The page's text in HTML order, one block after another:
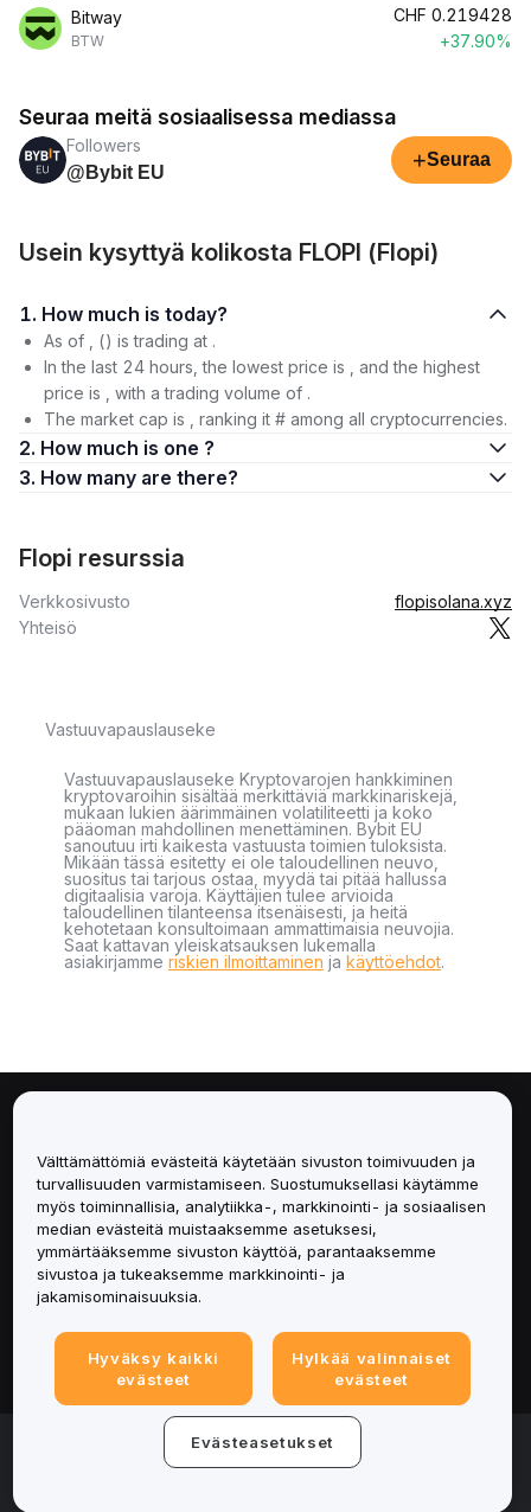
Bitway
BTW
CHF 0.219428
+37.90%
Seuraa meitä sosiaalisessa mediassa
Followers
@Bybit EU
+Seuraa
Usein kysyttyä kolikosta FLOPI (Flopi)
1. How much is today?
As of , () is trading at .
In the last 24 hours, the lowest price is , and the highest
price is , with a trading volume of .
The market cap is , ranking it # among all cryptocurrencies.
2. How much is one ?
3. How many are there?
Flopi resurssia
Verkkosivusto
flopisolana.xyz
Yhteisö
Vastuuvapauslauseke
Vastuuvapauslauseke Kryptovarojen hankkiminen
kryptovaroihin sisältää merkittäviä markkinariskejä,
mukaan lukien äärimmäinen volatiliteetti ja koko
pääoman mahdollinen menettäminen. Bybit EU
sanoutuu irti kaikesta vastuusta toimien tuloksista.
Mikään tässä esitetty ei ole taloudellinen neuvo,
suositus tai tarjous ostaa, myydä tai pitää hallussa
digitaalisia varoja. Käyttäjien tulee arvioida
taloudellinen tilanteensa itsenäisesti, ja heitä
kehotetaan konsultoimaan ammattimaisia neuvojia.
Saat kattavan yleiskatsauksen lukemalla
asiakirjamme riskien ilmoittaminen ja käyttöehdot.
Palvelut
Tuki
Tuotteet
Lakiasiat
© 2025-2026 Bybit.eu. All rights reserved.
Välttämättömiä evästeitä käytetään sivuston toimivuuden ja
turvallisuuden varmistamiseen. Suostumuksellasi käytämme
myös toiminnallisia, analytiikka-, markkinointi- ja sosiaalisen
median evästeitä muistaaksemme asetuksesi,
ymmärtääksemme sivuston käyttöä, parantaaksemme
sivustoa ja tukeaksemme markkinointi- ja
jakamisominaisuuksia.
Hyväksy kaikki
evästeet
Hylkää valinnaiset
evästeet
Evästeasetukset